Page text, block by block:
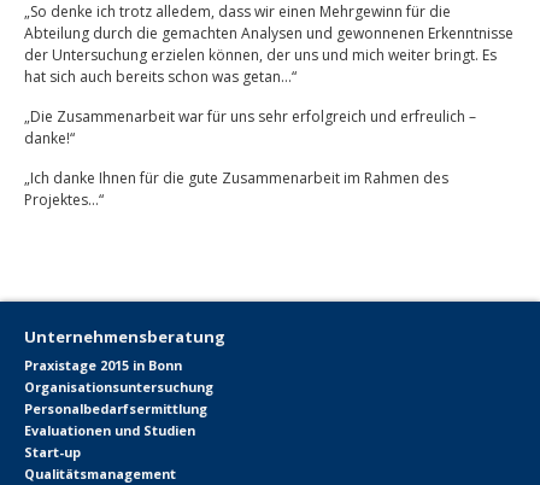
„So denke ich trotz alledem, dass wir einen Mehrgewinn für die
Abteilung durch die gemachten Analysen und gewonnenen Erkenntnisse
der Untersuchung erzielen können, der uns und mich weiter bringt. Es
hat sich auch bereits schon was getan…“
„Die Zusammenarbeit war für uns sehr erfolgreich und erfreulich –
danke!“
„Ich danke Ihnen für die gute Zusammenarbeit im Rahmen des
Projektes…“
Unternehmensberatung
Praxistage 2015 in Bonn
Organisationsuntersuchung
Personalbedarfsermittlung
Evaluationen und Studien
Start-up
Qualitätsmanagement